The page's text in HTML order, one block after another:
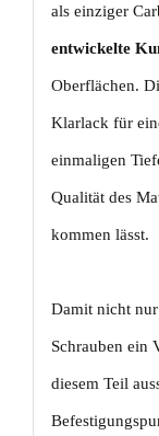
als einziger
entwickelte
Oberflächen.
Klarlack für
einmaligen
Qualität des
kommen lässt.
Damit nicht nur
Schrauben ein
diesem Teil